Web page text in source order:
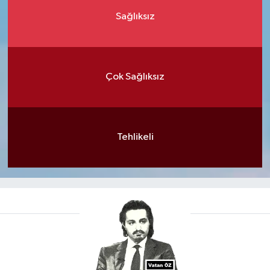
Sağlıksız
Çok Sağlıksız
Tehlikeli